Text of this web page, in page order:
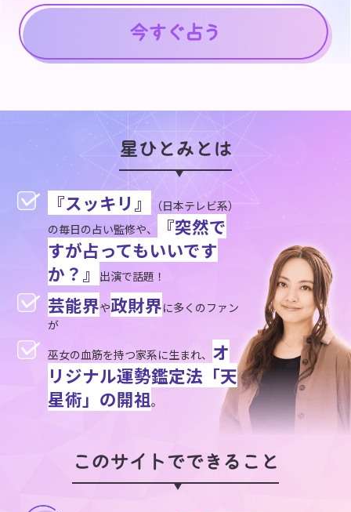
星ひとみとは
『スッキリ』 （日本テレビ系）
の毎日の占い監修や、
『突然で
すが占ってもいいです
か？』
出演で話題！
芸能界や政財界に多くのファン
が
巫女の血筋を持つ家系に生まれ、 オ
リジナル運勢鑑定法「天
星術」の開祖。
このサイトでできること